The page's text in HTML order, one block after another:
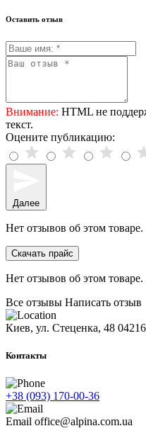
Оставить отзыв
Внимание: HTML не
текст.
Оцените публикацию:
Далее
Нет отзывов об этом товаре.
Скачать прайс
Нет отзывов об этом товаре.
Все отзывы Написать отзыв
Киев, ул. Стеценка, 48
Контакты
+38 (093) 170-00-36
Email office@alpina.com.ua